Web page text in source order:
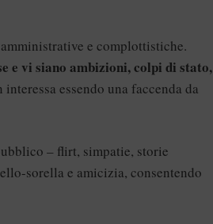
e complottistiche.
e vi siano ambizioni, colpi di stato,
essendo una faccenda da
– flirt, simpatie, storie
sorella e amicizia, consentendo